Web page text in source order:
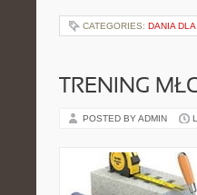
CATEGORIES: DANIA
TRENING
POSTED BY ADMIN